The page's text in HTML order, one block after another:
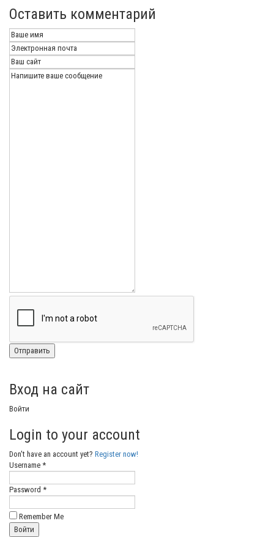
Оставить комментарий
Вход на сайт
Войти
Login to your account
Don't have an account yet? Register now!
Username *
Password *
Remember Me